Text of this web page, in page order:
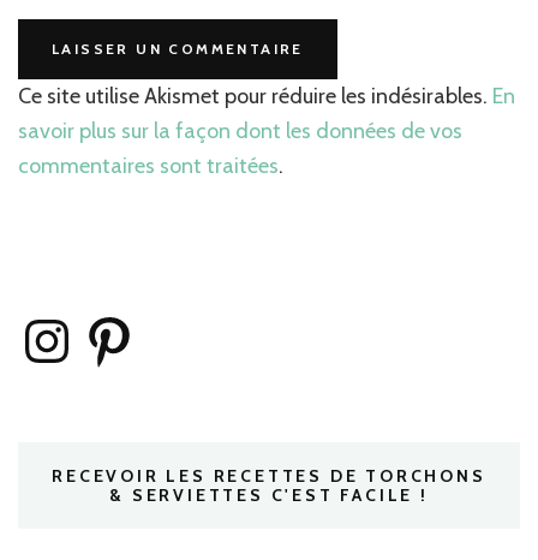
Ce site utilise Akismet pour réduire les indésirables. En
savoir plus sur la façon dont les données de vos
commentaires sont traitées.
InstagramPinterest
RECEVOIR LES RECETTES DE TORCHONS
& SERVIETTES C'EST FACILE !